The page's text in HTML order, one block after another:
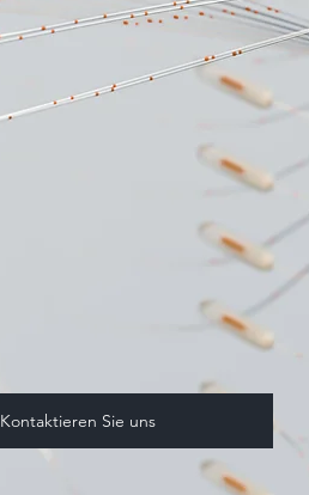
Kontaktieren Sie uns